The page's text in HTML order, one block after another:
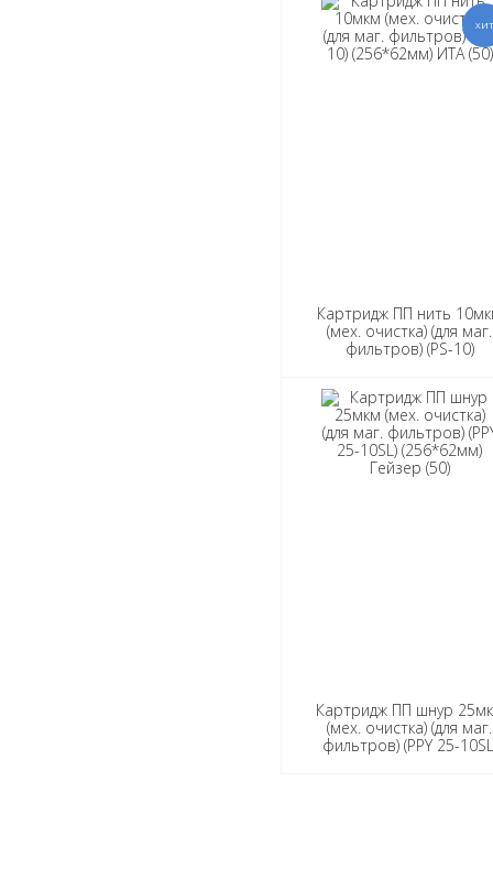
Картридж ПП нить
(мех. очистка) (для маг.
фильтров) (PS-10)
Картридж ПП шнур
(мех. очистка) (для маг.
фильтров) (PPY 25-